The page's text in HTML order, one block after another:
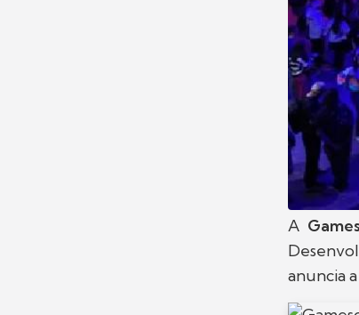
A
anuncia